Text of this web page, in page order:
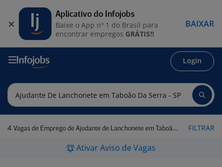
Login
4 Vagas de Emprego de Ajudante de Lanchonete em Taboão da Serra - SP FILTRAR
Ativar Aviso de Vagas
Aplicativo do Infojobs
Baixe o App nº 1 do Brasil para
encontrar empregos GRÁTIS!!
BAIXAR